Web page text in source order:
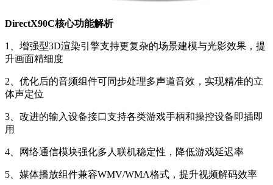
DirectX90C核心功能解析
1、增强型3D渲染引擎支持更复杂的场景建模与光影效果，提
升画面精细度
2、优化后的音频组件可同步处理多声道音效，实现精准的立
体声定位
3、改进的输入设备接口支持各类游戏手柄和操控设备即插即
用
4、网络通信模块强化多人联机稳定性，降低游戏延迟率
5、媒体播放组件兼容WMV/WMA格式，提升视频解码效率